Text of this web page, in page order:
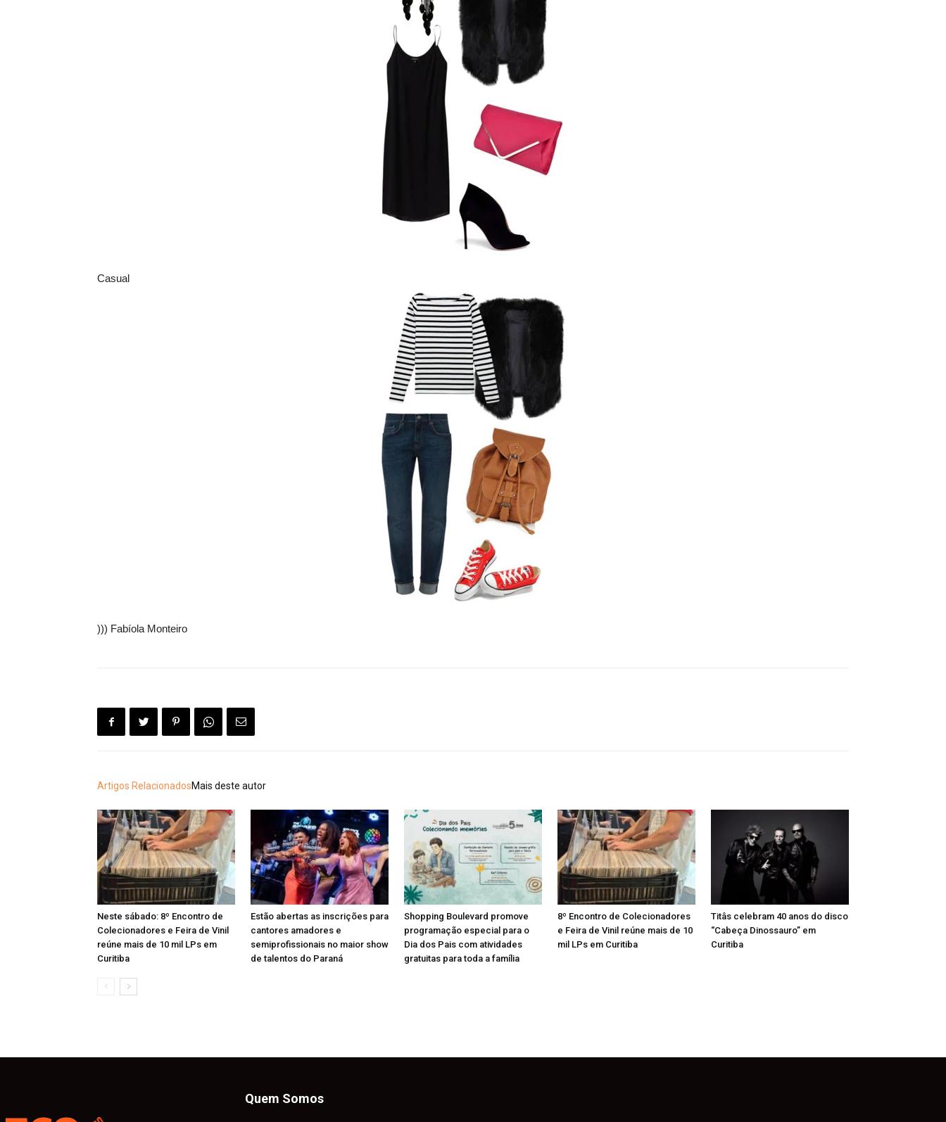
Casual
))) Fabíola Monteiro
Artigos RelacionadosMais deste autor
Neste sábado: 8º Encontro de
Colecionadores e Feira de Vinil
reúne mais de 10 mil LPs em
Curitiba
Estão abertas as inscrições para
cantores amadores e
semiprofissionais no maior show
de talentos do Paraná
Shopping Boulevard promove
programação especial para o
Dia dos Pais com atividades
gratuitas para toda a família
8º Encontro de Colecionadores
e Feira de Vinil reúne mais de 10
mil LPs em Curitiba
Titâs celebram 40 anos do disco
“Cabeça Dinossauro” em
Curitiba
Quem Somos